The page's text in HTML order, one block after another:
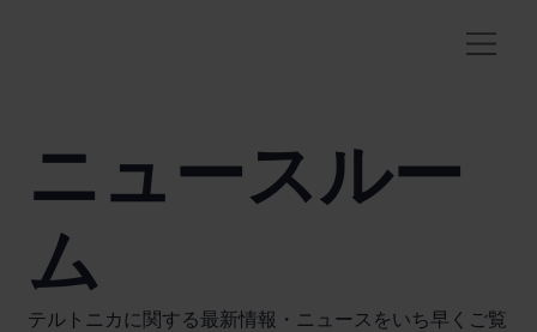
ニュースルー
ム
テルトニカに関する最新情報・ニュースをいち早くご覧